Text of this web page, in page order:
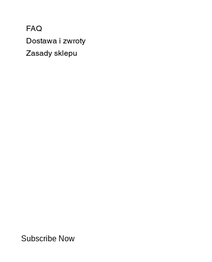
FAQ
Dostawa i zwroty
Zasady sklepu
Subscribe Now